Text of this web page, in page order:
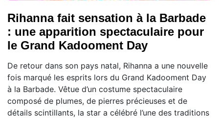
Rihanna fait sensation à la Barbade
: une apparition spectaculaire pour
le Grand Kadooment Day
De retour dans son pays natal, Rihanna a une nouvelle
fois marqué les esprits lors du Grand Kadooment Day
à la Barbade. Vêtue d’un costume spectaculaire
composé de plumes, de pierres précieuses et de
détails scintillants, la star a célébré l’une des traditions